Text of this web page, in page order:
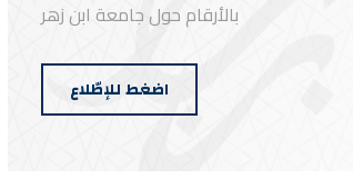
بالأرقام حول جامعة ابن زهر
اضغط للإطّلاع